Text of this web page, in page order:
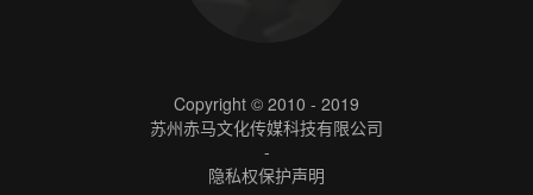
Copyright © 2010 - 2019
苏州赤马文化传媒科技有限公司
-
隐私权保护声明